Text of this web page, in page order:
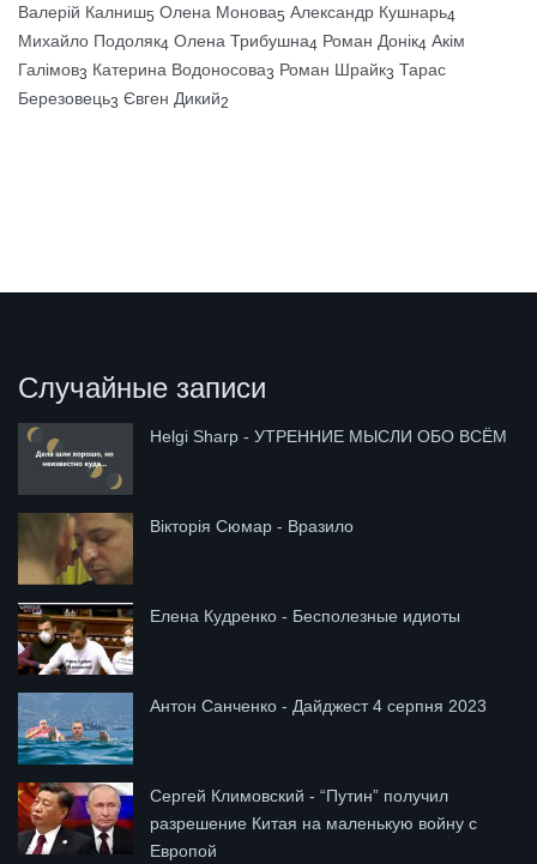
Валерій Калниш5 Олена Монова5 Александр Кушнарь4
Михайло Подоляк4 Олена Трибушна4 Роман Донік4 Акім
Галімов3 Катерина Водоносова3 Роман Шрайк3 Тарас
Березовець3 Євген Дикий2
Случайные записи
Helgi Sharp - УТРЕННИЕ МЫСЛИ ОБО ВСЁМ
Вікторія Сюмар - Вразило
Елена Кудренко - Бесполезные идиоты
Антон Санченко - Дайджест 4 серпня 2023
Сергей Климовский - “Путин” получил
разрешение Китая на маленькую войну с
Европой